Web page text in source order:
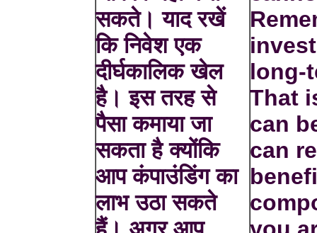
सकते। याद रखें
कि निवेश एक
दीर्घकालिक खेल
है। इस तरह से
पैसा कमाया जा
सकता है क्योंकि
आप कंपाउंडिंग का
लाभ उठा सकते
long-
That
can
can